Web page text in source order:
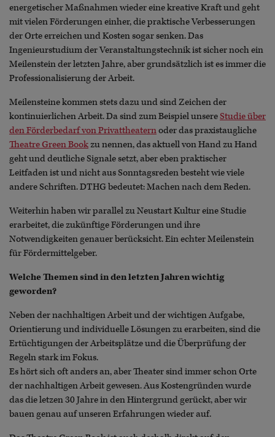
energetischer Maßnahmen wieder eine kreative Kraft und geht
mit vielen Förderungen einher, die praktische Verbesserungen
der Orte erreichen und Kosten sogar senken. Das
Ingenieurstudium der Veranstaltungstechnik ist sicher noch ein
Meilenstein der letzten Jahre, aber grundsätzlich ist es immer die
Professionalisierung der Arbeit.
Meilensteine kommen stets dazu und sind Zeichen der
kontinuierlichen Arbeit. Da sind zum Beispiel unsereStudie über
den Förderbedarf von Privattheaternoder das praxistaugliche
Theatre Green Bookzu nennen, das aktuell von Hand zu Hand
geht und deutliche Signale setzt, aber eben praktischer
Leitfaden ist und nicht aus Sonntagsreden besteht wie viele
andere Schriften. DTHG bedeutet: Machen nach dem Reden.
Weiterhin haben wir parallel zu Neustart Kultur eine Studie
erarbeitet, die zukünftige Förderungen und ihre
Notwendigkeiten genauer berücksicht. Ein echter Meilenstein
für Fördermittelgeber.
Welche Themen sind in den letzten Jahren wichtig
geworden?
Neben der nachhaltigen Arbeit und der wichtigen Aufgabe,
Orientierung und individuelle Lösungen zu erarbeiten, sind die
Ertüchtigungen der Arbeitsplätze und die Überprüfung der
Regeln stark im Fokus.
Es hört sich oft anders an, aber Theater sind immer schon Orte
der nachhaltigen Arbeit gewesen. Aus Kostengründen wurde
das die letzen 30 Jahre in den Hintergrund gerückt, aber wir
bauen genau auf unseren Erfahrungen wieder auf.